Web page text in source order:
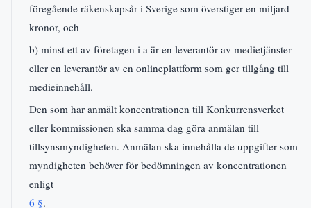
föregående räkenskapsår i Sverige som överstiger en miljard
kronor, och
b) minst ett av företagen i a är en leverantör av medietjänster
eller en leverantör av en onlineplattform som ger tillgång till
medieinnehåll.
Den som har anmält koncentrationen till Konkurrensverket
eller kommissionen ska samma dag göra anmälan till
tillsynsmyndigheten. Anmälan ska innehålla de uppgifter som
myndigheten behöver för bedömningen av koncentrationen
enligt
6 §.